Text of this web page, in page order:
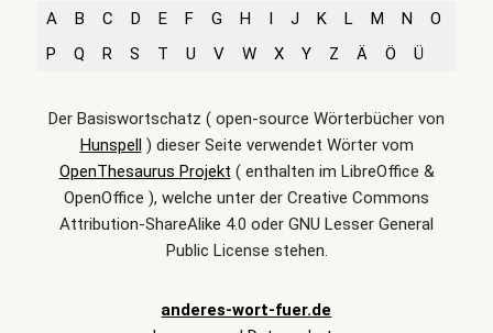
A
B C D E F G H I J K L M N
O
P
Q R S T U V W X Y Z Ä Ö Ü
Der Basiswortschatz ( open-source Wörterbücher von
Hunspell) dieser Seite verwendet Wörter vom
OpenThesaurus Projekt ( enthalten im LibreOffice &
OpenOffice ), welche unter der Creative Commons
Attribution-ShareAlike 4.0 oder GNU Lesser General
Public License stehen.
anderes-wort-fuer.de